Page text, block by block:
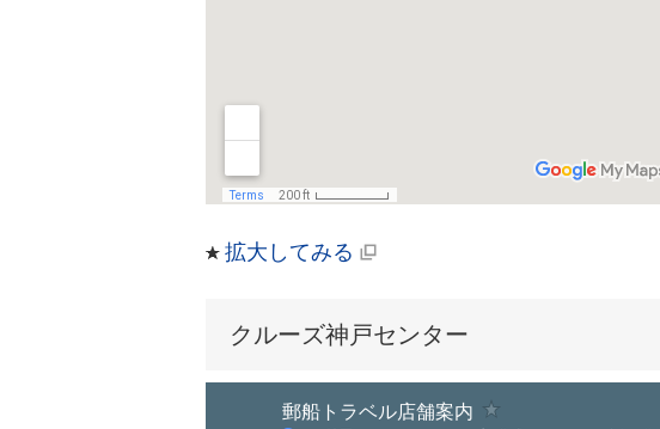
拡大してみる
クルーズ神戸センター